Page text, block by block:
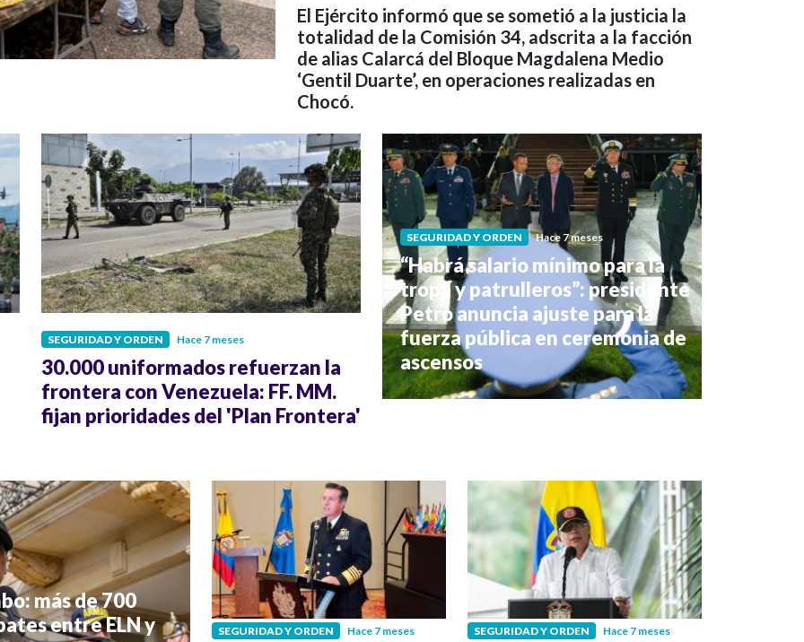
El Ejército informó que se sometió a la justicia la
totalidad de la Comisión 34, adscrita a la facción
de alias Calarcá del Bloque Magdalena Medio
‘Gentil Duarte’, en operaciones realizadas en
Chocó.
SEGURIDAD Y ORDEN Hace 7 meses
30.000 uniformados refuerzan la
frontera con Venezuela: FF. MM.
fijan prioridades del 'Plan Frontera'
SEGURIDAD Y ORDEN Hace 7 meses
“Habrá salario mínimo para la
tropa y patrulleros”: presidente
Petro anuncia ajuste para la
fuerza pública en ceremonia de
ascensos
más de 700
entre ELN y
SEGURIDAD Y ORDEN Hace 7 meses SEGURIDAD Y ORDEN Hace 7 meses